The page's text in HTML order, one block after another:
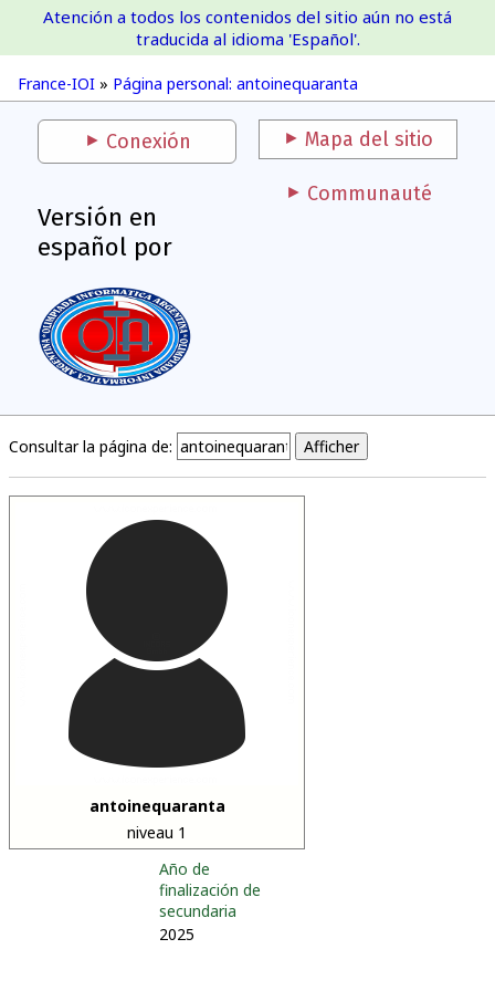
France-IOI
France-IOI » Página personal: antoinequaranta
Atención a todos los contenidos del sitio aún no está
traducida al idioma 'Español'.
Conexión Mapa del sitio
Versión en
español por
Communauté
Consultar la página de:
antoinequaranta
niveau 1
Año de
finalización de
secundaria
2025